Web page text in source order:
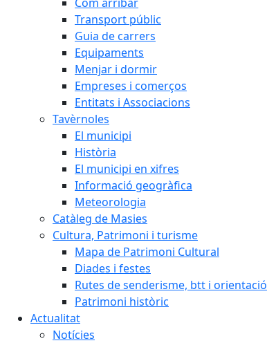
Transport públic
Guia de carrers
Equipaments
Menjar i dormir
Empreses i comerços
Entitats i Associacions
Tavèrnoles
El municipi
Història
El municipi en xifres
Informació geogràfica
Meteorologia
Catàleg de Masies
Cultura, Patrimoni i turisme
Mapa de Patrimoni Cultural
Diades i festes
Rutes de senderisme, btt i orientació
Patrimoni històric
Actualitat
Notícies